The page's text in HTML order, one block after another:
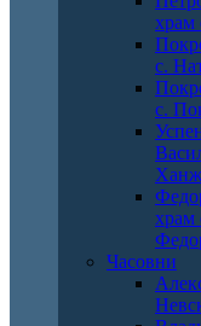
храм
с.
с.
храм
Часовни